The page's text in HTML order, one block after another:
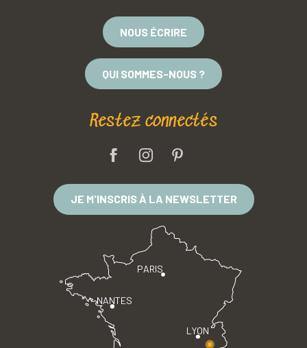
NOUS ÉCRIRE
QUI SOMMES-NOUS ?
Restez connectés
JE M'INSCRIS À LA NEWSLETTER
PARIS
LYON
NANTES